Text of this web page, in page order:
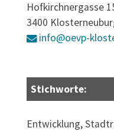
Hofkirchnergasse
3400
info@oevp-
Stichworte:
Entwicklung,